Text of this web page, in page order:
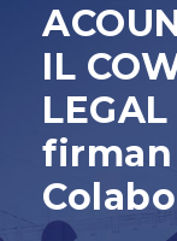
IL
LEGAL